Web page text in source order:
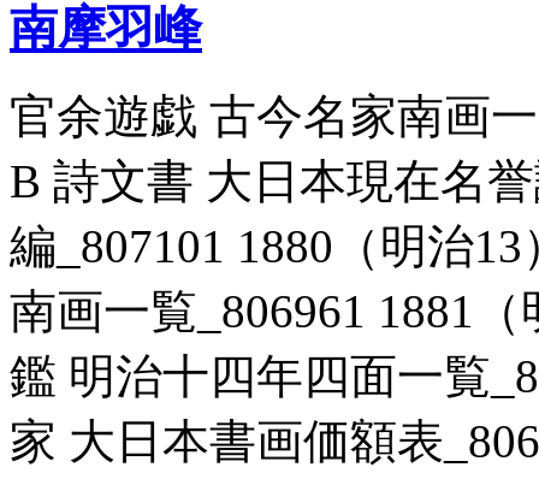
南摩羽峰
官余遊戯 古今名家南画
B 詩文書 大日本現在名
編_807101 1880（明治
南画一覧_806961 1881
鑑 明治十四年四面一覧
家 大日本書画価額表